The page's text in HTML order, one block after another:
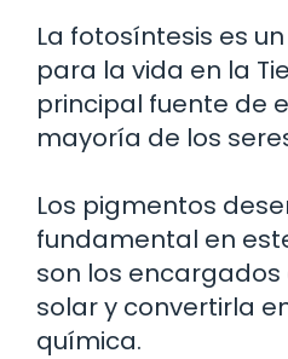
La fotosíntesis es
para la vida en la
principal fuente de
mayoría de los
Los pigmentos
fundamental en
son los
solar y convertirla
química.